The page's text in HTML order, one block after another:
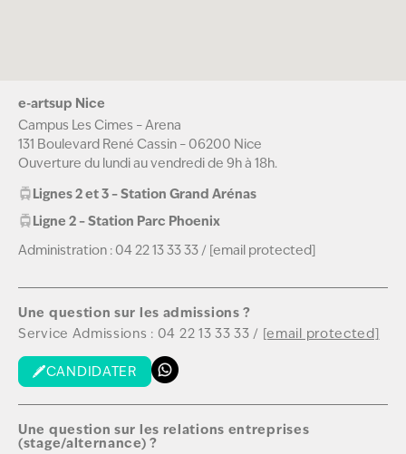
e-artsup Nice
Campus Les Cimes – Arena
131 Boulevard René Cassin – 06200 Nice
Ouverture du lundi au vendredi de 9h à 18h.
Lignes 2 et 3 – Station Grand Arénas
Ligne 2 – Station Parc Phoenix
Administration :04 22 13 33 33 / [email protected]
Une question sur les admissions ?
Service Admissions : 04 22 13 33 33 / [email protected]
CANDIDATER
Une question sur les relations entreprises
(stage/alternance) ?